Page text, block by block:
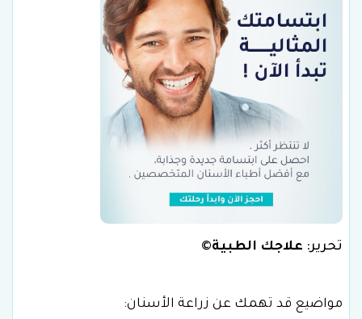
تحرير: علاجك الطبية©
مواضيع قد تهمك عن زراعة الأسنان: